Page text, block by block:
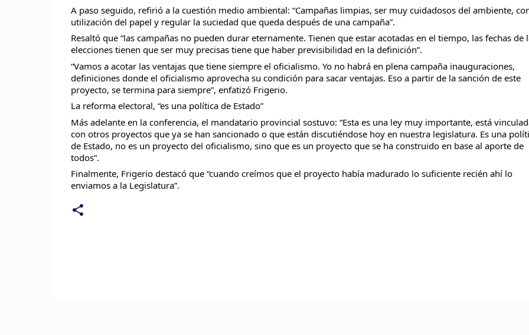
A paso seguido, refirió a la cuestión medio ambiental: “Campañas limpias, ser muy cuidadosos del ambiente,
utilización del papel y regular la suciedad que queda después de una campaña”.
Resaltó que “las campañas no pueden durar eternamente. Tienen que estar acotadas en el tiempo, las fechas de
elecciones tienen que ser muy precisas tiene que haber previsibilidad en la definición”.
“Vamos a acotar las ventajas que tiene siempre el oficialismo. Yo no habrá en plena campaña inauguraciones,
definiciones donde el oficialismo aprovecha su condición para sacar ventajas. Eso a partir de la sanción de este
proyecto, se termina para siempre”, enfatizó Frigerio.
La reforma electoral, “es una política de Estado”
Más adelante en la conferencia, el mandatario provincial sostuvo: “Esta es una ley muy importante, está
con otros proyectos que ya se han sancionado o que están discutiéndose hoy en nuestra legislatura. Es una
de Estado, no es un proyecto del oficialismo, sino que es un proyecto que se ha construido en base al aporte de
todos”.
Finalmente, Frigerio destacó que “cuando creímos que el proyecto había madurado lo suficiente recién ahí lo
enviamos a la Legislatura”.